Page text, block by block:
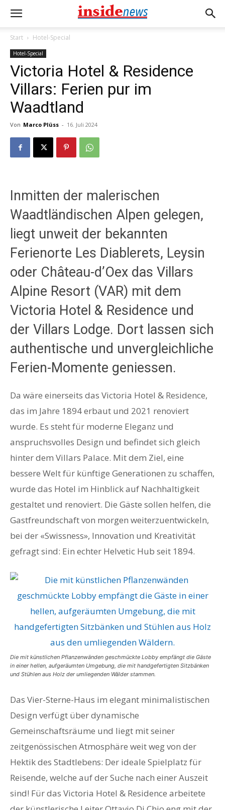
Start Hotel-Special
Hotel-Special
Victoria Hotel & Residence
Villars: Ferien pur im
Waadtland
Von Marco Plüss - 16. Juli 2024
Inmitten der malerischen
Waadtländischen Alpen gelegen,
liegt unweit der bekannten
Ferienorte Les Diablerets, Leysin
oder Château-d’Oex das Villars
Alpine Resort (VAR) mit dem
Victoria Hotel & Residence und
der Villars Lodge. Dort lassen sich
authentische und unvergleichliche
Ferien-Momente geniessen.
Da wäre einerseits das Victoria Hotel & Residence,
das im Jahre 1894 erbaut und 2021 renoviert
wurde. Es steht für moderne Eleganz und
anspruchsvolles Design und befindet sich gleich
hinter dem Villars Palace. Mit dem Ziel, eine
bessere Welt für künftige Generationen zu schaffen,
wurde das Hotel im Hinblick auf Nachhaltigkeit
gestaltet und renoviert. Die Gäste sollen helfen, die
Gastfreundschaft von morgen weiterzuentwickeln,
bei der «Swissness», Innovation und Kreativität
gefragt sind: Ein echter Helvetic Hub seit 1894.
Die mit künstlichen Pflanzenwänden geschmückte Lobby empfängt die Gäste
in einer hellen, aufgeräumten Umgebung, die mit handgefertigten Sitzbänken
und Stühlen aus Holz der umliegenden Wälder stammen.
Das Vier-Sterne-Haus im elegant minimalistischen
Design verfügt über dynamische
Gemeinschaftsräume und liegt mit seiner
zeitgenössischen Atmosphäre weit weg von der
Hektik des Stadtlebens: Der ideale Spielplatz für
Reisende, welche auf der Suche nach einer Auszeit
sind! Für das Victoria Hotel & Residence arbeitete